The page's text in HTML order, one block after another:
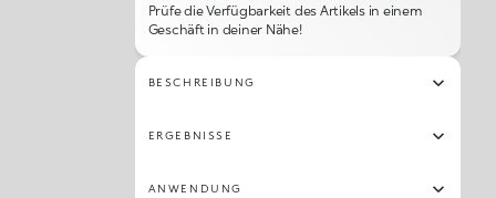
237 29 231 01
23 244 22
Prüfe die Verfügbarkeit des Artikels in einem
Geschäft in deiner Nähe!
BESCHREIBUNG
ERGEBNISSE
ANWENDUNG